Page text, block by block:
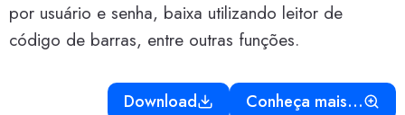
por usuário e senha, baixa utilizando leitor de
código de barras, entre outras funções.
Download Conheça mais…